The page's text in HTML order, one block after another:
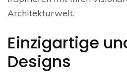
Architekturwelt.
Einzigartige
Designs